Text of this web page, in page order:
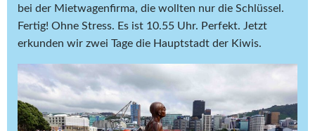
bei der Mietwagenfirma, die wollten nur die Schlüssel.
Fertig! Ohne Stress. Es ist 10.55 Uhr. Perfekt. Jetzt
erkunden wir zwei Tage die Hauptstadt der Kiwis.